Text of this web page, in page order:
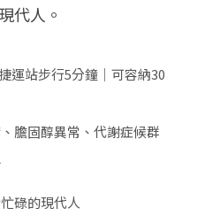
代人。
運站步行5分鐘｜可容納30
膽固醇異常、代謝症候群
碌的現代人